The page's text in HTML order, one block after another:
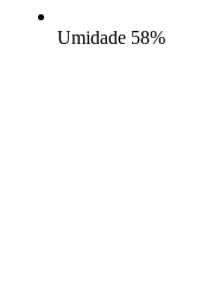
Umidade 58%